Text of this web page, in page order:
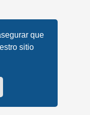
que
sitio